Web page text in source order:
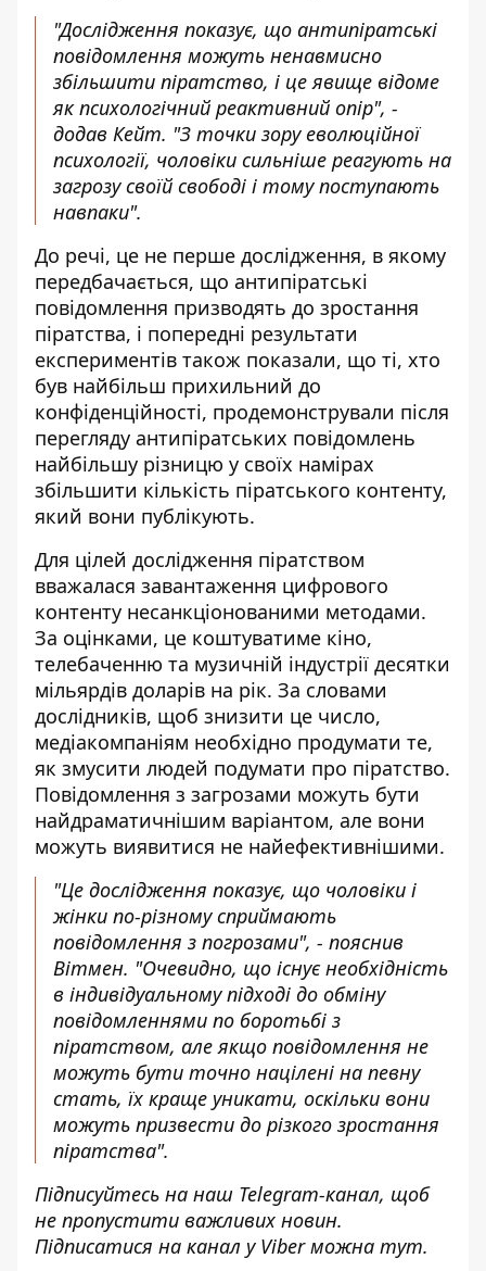
"Дослідження показує, що антипіратські
повідомлення можуть ненавмисно
збільшити піратство, і це явище відоме
як психологічний реактивний опір", -
додав Кейт. "З точки зору еволюційної
психології, чоловіки сильніше реагують на
загрозу своїй свободі і тому поступають
навпаки".
До речі, це не перше дослідження, в якому
передбачається, що антипіратські
повідомлення призводять до зростання
піратства, і попередні результати
експериментів також показали, що ті, хто
був найбільш прихильний до
конфіденційності, продемонстрували після
перегляду антипіратських повідомлень
найбільшу різницю у своїх намірах
збільшити кількість піратського контенту,
який вони публікують.
Для цілей дослідження піратством
вважалася завантаження цифрового
контенту несанкціонованими методами.
За оцінками, це коштуватиме кіно,
телебаченню та музичній індустрії десятки
мільярдів доларів на рік. За словами
дослідників, щоб знизити це число,
медіакомпаніям необхідно продумати те,
як змусити людей подумати про піратство.
Повідомлення з загрозами можуть бути
найдраматичнішим варіантом, але вони
можуть виявитися не найефективнішими.
"Це дослідження показує, що чоловіки і
жінки по-різному сприймають
повідомлення з погрозами", - пояснив
Вітмен. "Очевидно, що існує необхідність
в індивідуальному підході до обміну
повідомленнями по боротьбі з
піратством, але якщо повідомлення не
можуть бути точно націлені на певну
стать, їх краще уникати, оскільки вони
можуть призвести до різкого зростання
піратства".
Підписуйтесь на наш Telegram-канал, щоб
не пропустити важливих новин.
Підписатися на канал у Viber можна тут.